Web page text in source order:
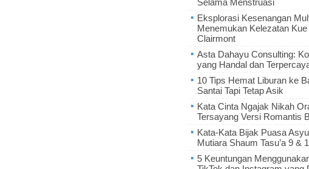
Selama Menstruasi
Eksplorasi Kesenangan
Menemukan Kelezatan
Clairmont
Asta Dahayu Consulting:
yang Handal dan
10 Tips Hemat Liburan ke
Santai Tapi Tetap Asik
Kata Cinta Ngajak Nikah
Tersayang Versi Romantis
Kata-Kata Bijak Puasa
Mutiara Shaum Tasu’a 9 &
5 Keuntungan